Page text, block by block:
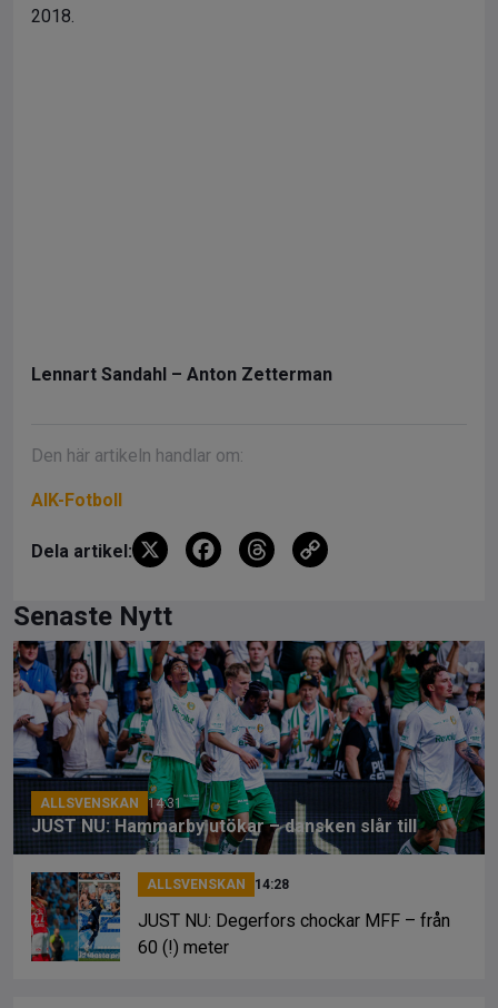
2018.
Lennart Sandahl – Anton Zetterman
Den här artikeln handlar om:
AIK-Fotboll
Dela artikel: X
F
b
o
o
k
T
a
d
s
Li
n
k
Senaste Nytt
ALLSVENSKAN 14:31
JUST NU: Hammarby utökar – dansken slår till
ALLSVENSKAN 14:28
JUST NU: Degerfors chockar MFF – från
60 (!) meter